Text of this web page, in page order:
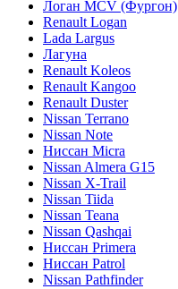
Логан МСV (Фургон)
Renault Logan
Lada Largus
Лагуна
Renault Koleos
Renault Kangoo
Renault Duster
Nissan Terrano
Nissan Note
Ниссан Micra
Nissan Almera G15
Nissan X-Trail
Nissan Tiida
Nissan Teana
Nissan Qashqai
Ниссан Primera
Ниссан Patrol
Nissan Pathfinder